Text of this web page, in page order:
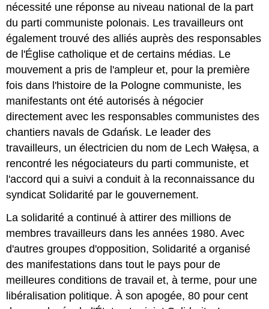
nécessité une réponse au niveau national de la part
du parti communiste polonais. Les travailleurs ont
également trouvé des alliés auprès des responsables
de l'Église catholique et de certains médias. Le
mouvement a pris de l'ampleur et, pour la première
fois dans l'histoire de la Pologne communiste, les
manifestants ont été autorisés à négocier
directement avec les responsables communistes des
chantiers navals de Gdańsk. Le leader des
travailleurs, un électricien du nom de Lech Wałęsa, a
rencontré les négociateurs du parti communiste, et
l'accord qui a suivi a conduit à la reconnaissance du
syndicat Solidarité par le gouvernement.
La solidarité a continué à attirer des millions de
membres travailleurs dans les années 1980. Avec
d'autres groupes d'opposition, Solidarité a organisé
des manifestations dans tout le pays pour de
meilleures conditions de travail et, à terme, pour une
libéralisation politique. À son apogée, 80 pour cent